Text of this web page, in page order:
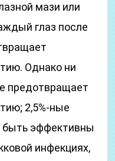
мази или
глаз после
Однако ни
предотвращает
2,5%-ные
быть эффективны
инфекциях,